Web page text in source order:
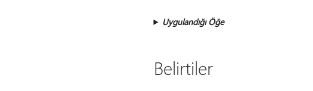
Uygulandığı Öğe
Belirtiler